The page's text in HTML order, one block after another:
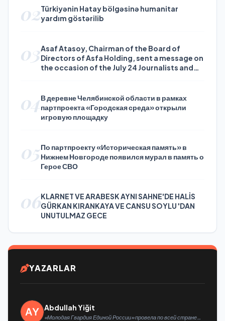
02Türkiyənin Hatay bölgəsinə humanitar
yardım göstərilib
03Asaf Atasoy, Chairman of the Board of
Directors of Asfa Holding, sent a message on
the occasion of the July 24 Journalists and
04В деревне Челябинской области в рамках
партпроекта «Городская среда» открыли
игровую площадку
05По партпроекту «Историческая память» в
Нижнем Новгороде появился мурал в память о
Герое СВО
06KLARNET VE ARABESK AYNI SAHNE'DE HALİS
GÜRKAN KIRANKAYA VE CANSU SOYLU 'DAN
UNUTULMAZ GECE
YAZARLAR
Abdullah Yiğit
«Молодая Гвардия Единой России» провела по всей стране